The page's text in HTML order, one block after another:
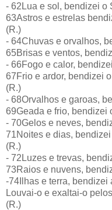
- 62Lua e sol, bendizei o
63Astros e estrelas
(R.)
- 64Chuvas e orvalhos,
65Brisas e ventos,
- 66Fogo e calor,
67Frio e ardor, bendizei
(R.)
- 68Orvalhos e garoas,
69Geada e frio, bendizei
- 70Gelos e neves,
71Noites e dias,
(R.)
- 72Luzes e trevas,
73Raios e nuvens,
-74Ilhas e terra, bendizei
Louvai-o e exaltai-o
(R.)